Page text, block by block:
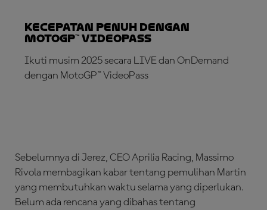
Kecepatan Penuh dengan
MotoGP™ VideoPass
Ikuti musim 2025 secara LIVE dan OnDemand
dengan MotoGP™ VideoPass
Sebelumnya di Jerez, CEO Aprilia Racing, Massimo
Rivola membagikan kabar tentang pemulihan Martin
yang membutuhkan waktu selama yang diperlukan.
Belum ada rencana yang dibahas tentang